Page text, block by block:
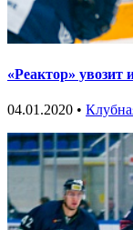
«Реактор»
04.01.2020 •